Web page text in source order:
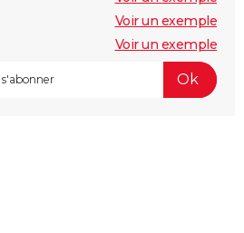
Voir un exemple
Voir un exemple